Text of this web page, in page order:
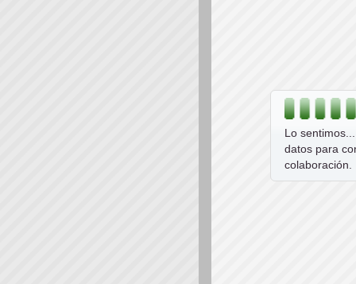
Lo
datos para
colaboración.